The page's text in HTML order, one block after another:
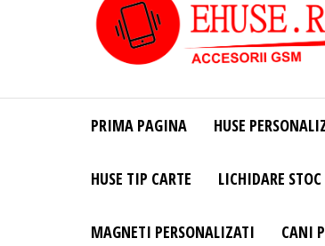
Site Oficial .
Huse
Personalizate
Huse
Personalizate
Telefon –
– Accesorii
PRIMA PAGINA HUSE
HUSE TIP CARTE LICHIDARE STOC
MAGNETI PERSONALIZATI CANI